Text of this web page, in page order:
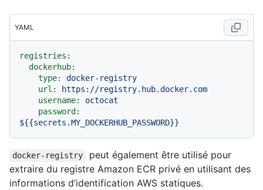
YAML
registries:
dockerhub:
type:
docker-registry
url:
https://registry.hub.docker.com
username:
octocat
password:
${{secrets.MY_DOCKERHUB_PASSWORD}}
docker-registry
peut également être utilisé pour
extraire du registre Amazon ECR privé en utilisant des
informations d’identification AWS statiques.